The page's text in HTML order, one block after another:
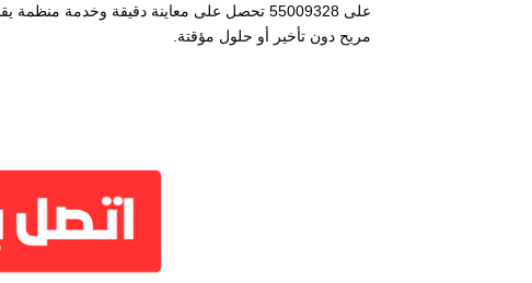
على 55009328 تحصل على معاينة دقيقة وخدمة
مريح دون تأخير أو حلول مؤقتة.